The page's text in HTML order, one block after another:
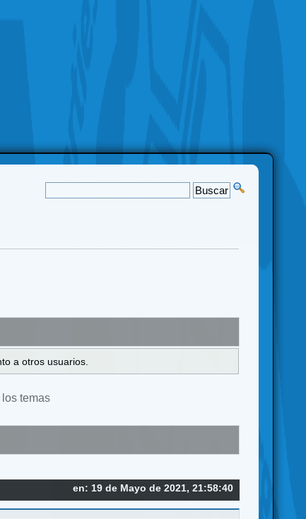
a otros usuarios.
temas
en: 19 de Mayo de 2021, 21:58:40